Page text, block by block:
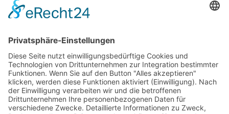
Deutschland rückt in den Fokus
Impressum
Datenschutz
Kooperation
Werbung